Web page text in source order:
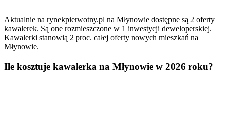
Aktualnie na rynekpierwotny.pl na Młynowie dostępne są 2 oferty
kawalerek. Są one rozmieszczone w 1 inwestycji deweloperskiej.
Kawalerki stanowią 2 proc. całej oferty nowych mieszkań na
Młynowie.
Ile kosztuje kawalerka na Młynowie w 2026 roku?